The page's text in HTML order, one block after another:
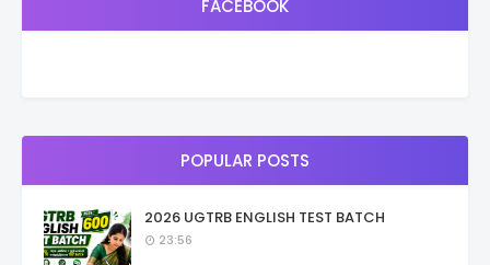
FACEBOOK
POPULAR POSTS
2026 UGTRB ENGLISH TEST BATCH
23:56